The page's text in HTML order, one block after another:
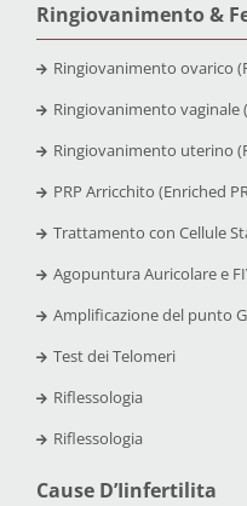
Ringiovanimento &
Ringiovanimento ovarico
Ringiovanimento vaginale
Ringiovanimento uterino
PRP Arricchito (Enriched
Trattamento con Cellule
Agopuntura Auricolare e
Amplificazione del punto
Test dei Telomeri
Riflessologia
Riflessologia
Cause D’Iinfertilita